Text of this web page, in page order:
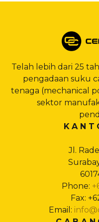
Telah lebih dari 25
pengadaan suku
tenaga (mechanical
sektor
Jl.
Phone:
Fax:
Email: